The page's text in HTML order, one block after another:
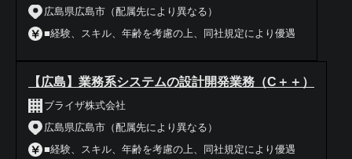
広島県広島市（配属先により異なる）
■経験、スキル、年齢を考慮の上、同社規定により優遇
【広島】業務系システムの設計開発業務（C＋＋）
ブライザ株式会社
広島県広島市（配属先により異なる）
■経験、スキル、年齢を考慮の上、同社規定により優遇